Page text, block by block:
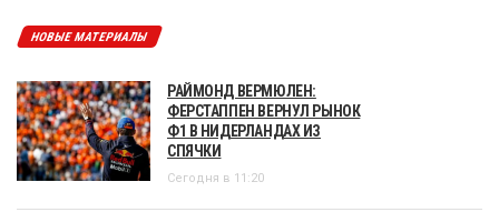
НОВЫЕ МАТЕРИАЛЫ
РАЙМОНД ВЕРМЮЛЕН:
ФЕРСТАППЕН ВЕРНУЛ РЫНОК
Ф1 В НИДЕРЛАНДАХ ИЗ
СПЯЧКИ
Сегодня в 11:20